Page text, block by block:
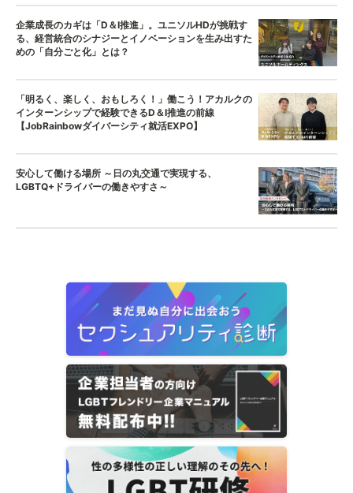
企業成長のカギは「D＆I推進」。ユニソルHDが挑戦す
る、経営統合のシナジーとイノベーションを生み出すた
めの「自分ごと化」とは？
「明るく、楽しく、おもしろく！」働こう！アカルクの
インターンシップで経験できるD＆I推進の前線
【JobRainbowダイバーシティ就活EXPO】
安心して働ける場所 ～日の丸交通で実現する、
LGBTQ+ドライバーの働きやすさ～